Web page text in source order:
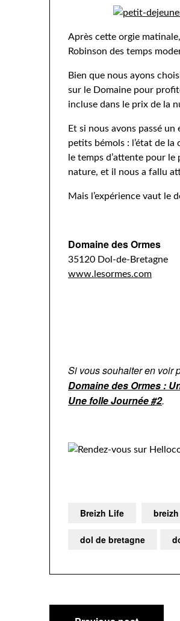
Après cette orgie
Robinson des temps
Bien que nous ayons
sur le Domaine pour
incluse dans le prix de la
Et si nous avons passé
petits bémols : l’état de
le temps d’attente pour
nature, et il nous a fallu
Mais l’expérience vaut le
Domaine des Ormes
35120 Dol-de-Bretagne
www.lesormes.com
Si vous souhaiter en voir
Domaine des Ormes :
Une folle Journée #2.
Breizh Life breizh
dol de bretagne